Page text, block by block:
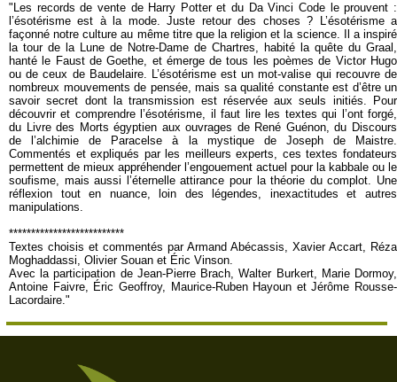
"Les records de vente de Harry Potter et du Da Vinci Code le prouvent :
l’ésotérisme est à la mode. Juste retour des choses ? L’ésotérisme a
façonné notre culture au même titre que la religion et la science. Il a inspiré
la tour de la Lune de Notre-Dame de Chartres, habité la quête du Graal,
hanté le Faust de Goethe, et émerge de tous les poèmes de Victor Hugo
ou de ceux de Baudelaire. L’ésotérisme est un mot-valise qui recouvre de
nombreux mouvements de pensée, mais sa qualité constante est d’être un
savoir secret dont la transmission est réservée aux seuls initiés. Pour
découvrir et comprendre l’ésotérisme, il faut lire les textes qui l’ont forgé,
du Livre des Morts égyptien aux ouvrages de René Guénon, du Discours
de l’alchimie de Paracelse à la mystique de Joseph de Maistre.
Commentés et expliqués par les meilleurs experts, ces textes fondateurs
permettent de mieux appréhender l’engouement actuel pour la kabbale ou le
soufisme, mais aussi l’éternelle attirance pour la théorie du complot. Une
réflexion tout en nuance, loin des légendes, inexactitudes et autres
manipulations.
**************************
Textes choisis et commentés par Armand Abécassis, Xavier Accart, Réza
Moghaddassi, Olivier Souan et Éric Vinson.
Avec la participation de Jean-Pierre Brach, Walter Burkert, Marie Dormoy,
Antoine Faivre, Éric Geoffroy, Maurice-Ruben Hayoun et Jérôme Rousse-
Lacordaire."